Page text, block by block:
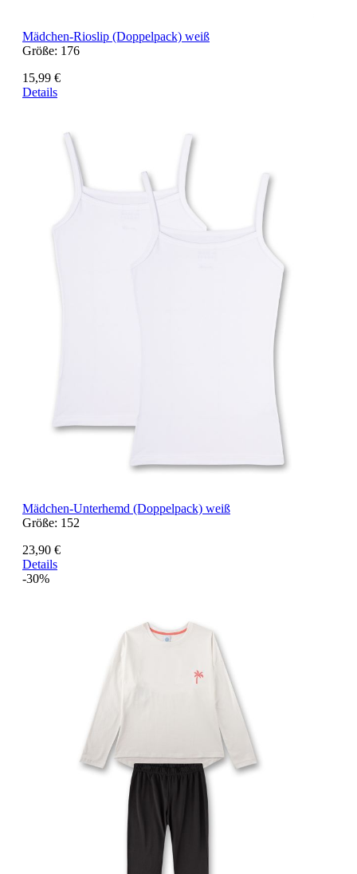
Mädchen-Rioslip (Doppelpack) weiß
Größe: 176
15,99 €
Details
Mädchen-Unterhemd (Doppelpack) weiß
Größe: 152
23,90 €
Details
-30%